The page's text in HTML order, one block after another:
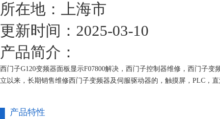
所在地：上海市
更新时间：2025-03-10
产品简介：
西门子G120变频器面板显示F07800解决，西门子控制器维修，西门子
立以来，长期销售维修西门子变频器及伺服驱动器的，触摸屏，PLC，
产品特性